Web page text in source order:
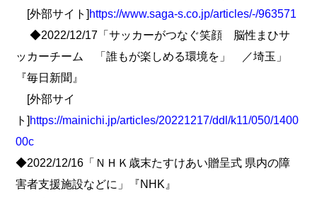
[外部サイト] https://www.saga-s.co.jp/articles/-/963571
◆2022/12/17「サッカーがつなぐ笑顔 脳性まひサ
ッカーチーム 「誰もが楽しめる環境を」 ／埼玉」
『毎日新聞』
[外部サイ
ト] https://mainichi.jp/articles/20221217/ddl/k11/050/1400
00c
◆2022/12/16「ＮＨＫ歳末たすけあい贈呈式 県内の障
害者支援施設などに」『NHK』